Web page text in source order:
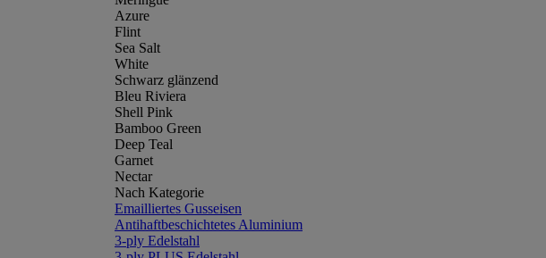
Azure
Flint
Sea Salt
White
Schwarz glänzend
Bleu Riviera
Shell Pink
Bamboo Green
Deep Teal
Garnet
Nectar
Nach Kategorie
Emailliertes Gusseisen
Antihaftbeschichtetes Aluminium
3-ply Edelstahl